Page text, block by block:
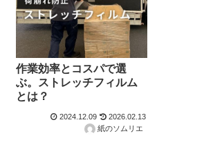
作業効率とコスパで選
ぶ。ストレッチフィルム
とは？
2024.12.09
2026.02.13
紙のソムリエ